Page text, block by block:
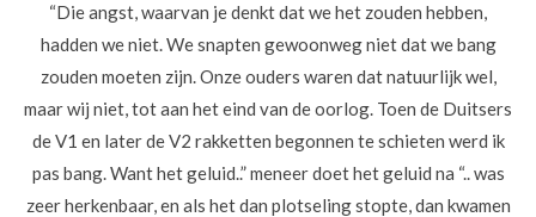
“Die angst, waarvan je denkt dat we het zouden hebben,
hadden we niet. We snapten gewoonweg niet dat we bang
zouden moeten zijn. Onze ouders waren dat natuurlijk wel,
maar wij niet, tot aan het eind van de oorlog. Toen de Duitsers
de V1 en later de V2 rakketten begonnen te schieten werd ik
pas bang. Want het geluid..” meneer doet het geluid na “.. was
zeer herkenbaar, en als het dan plotseling stopte, dan kwamen